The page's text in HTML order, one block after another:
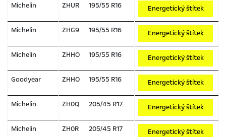
Michelin ZHUR 195/55 R16 Energetický štítek
Michelin ZHG9 195/55 R16 Energetický štítek
Michelin ZHHO 195/55 R16 Energetický štítek
Goodyear ZHHO 195/55 R16 Energetický štítek
Michelin ZH0Q 205/45 R17 Energetický štítek
Michelin ZH0R 205/45 R17 Energetický štítek